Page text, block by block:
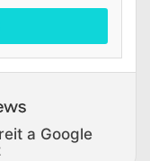
a Google